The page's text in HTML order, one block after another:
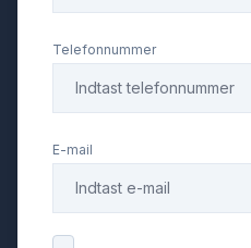
Telefonnummer
E-mail